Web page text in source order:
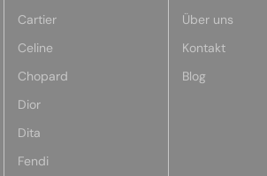
Cartier
Celine
Chopard
Dior
Dita
Fendi
Über uns
Kontakt
Blog